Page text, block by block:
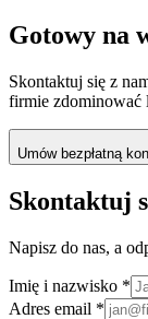
Gotowy na
Skontaktuj się z
firmie
Umów bezpłatną
Skontaktuj
Napisz do nas, a
Imię i nazwisko *
Adres email *